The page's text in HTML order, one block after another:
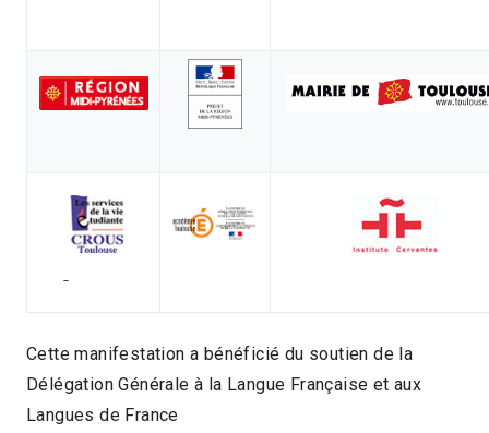
Cette manifestation a bénéficié du soutien de la
Délégation Générale à la Langue Française et aux
Langues de France